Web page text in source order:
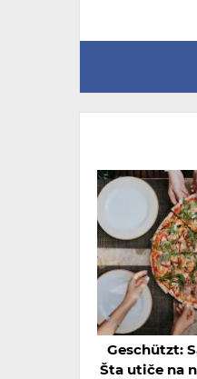
Geschützt:
Šta utiče na